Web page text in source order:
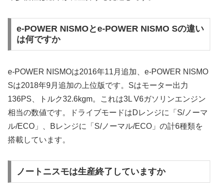
e-POWER NISMOとe-POWER NISMO Sの違い
は何ですか
e-POWER NISMOは2016年11月追加、e-POWER NISMO
Sは2018年9月追加の上位版です。Sはモーター出力
136PS、トルク32.6kgm。これは3L V6ガソリンエンジン
相当の数値です。ドライブモードはDレンジに「S/ノーマ
ル/ECO」、Bレンジに「S/ノーマル/ECO」の計6種類を
搭載しています。
ノートニスモは生産終了していますか